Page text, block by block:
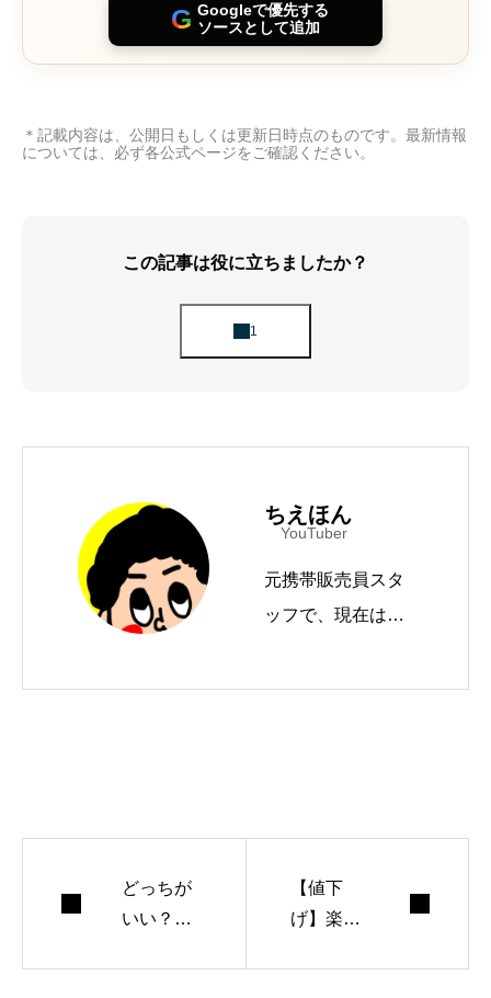
G Googleで優先する
ソースとして追加
＊記載内容は、公開日もしくは更新日時点のものです。最新情報
については、必ず各公式ページをご確認ください。
この記事は役に立ちましたか？
ちえほん
YouTuber
元携帯販売員スタ
ッフで、現在はYo
ドットコムTV」
エイターとしても
活動中です。
どっちが
いい？コ
【値下
げ】楽天
MNP・新規で一括1円！FeliCa対応エントリー